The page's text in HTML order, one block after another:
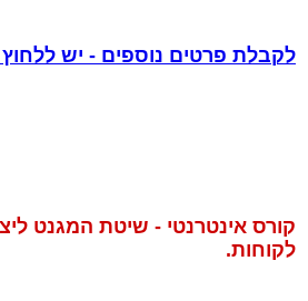
לקבלת פרטים נוספים - יש ללחוץ
קורס אינטרנטי - שיטת המגנט
לקוחות.